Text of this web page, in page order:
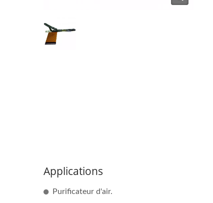
Applications
Purificateur d'air.